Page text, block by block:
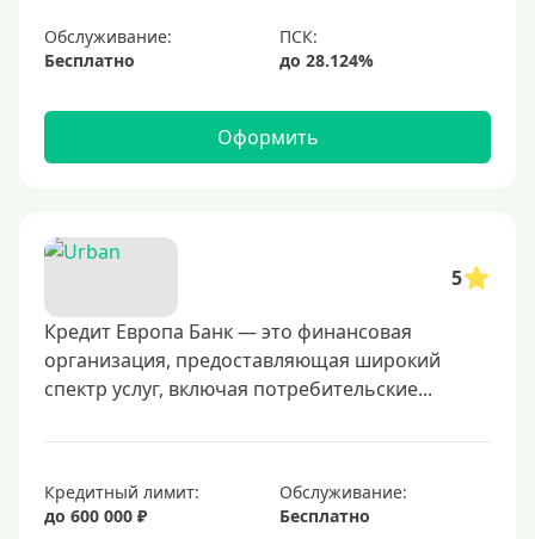
С небольшим лимитом
С большим лимитом
Тип карты
Visa
UnionPay
Мир
Platinum
Золотые
Черные
Обслуживание:
Бесплатно
Оформить
5
Кредит Европа Банк — это финансовая
организация, предоставляющая широкий
спектр услуг, включая потребительские...
Кредитный лимит:
до 600 000 ₽
Обслуживание:
Бесплатно